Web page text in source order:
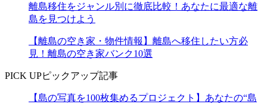
離島移住をジャンル別に徹底比較！あなたに最適な離
島を見つけよう
【離島の空き家・物件情報】離島へ移住したい方必
見！離島の空き家バンク10選
PICK UPピックアップ記事
【島の写真を100枚集めるプロジェクト】あなたの“島